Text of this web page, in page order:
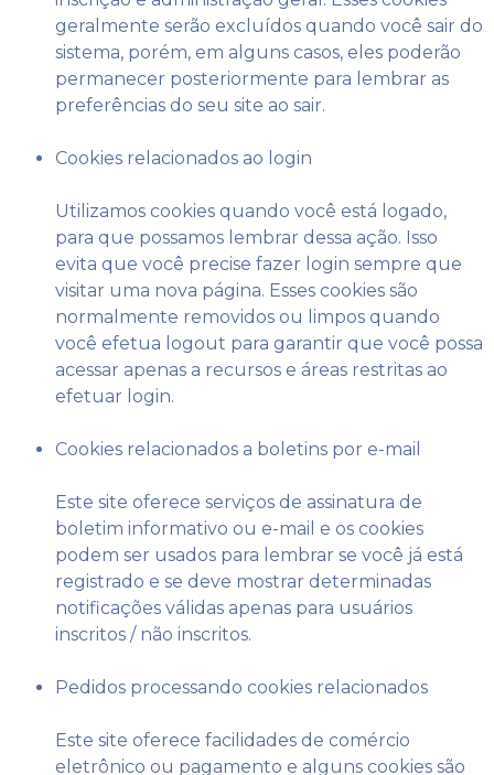
geralmente serão excluídos quando você sair do
sistema, porém, em alguns casos, eles poderão
permanecer posteriormente para lembrar as
preferências do seu site ao sair.
Cookies relacionados ao login
Utilizamos cookies quando você está logado,
para que possamos lembrar dessa ação. Isso
evita que você precise fazer login sempre que
visitar uma nova página. Esses cookies são
normalmente removidos ou limpos quando
você efetua logout para garantir que você possa
acessar apenas a recursos e áreas restritas ao
efetuar login.
Cookies relacionados a boletins por e-mail
Este site oferece serviços de assinatura de
boletim informativo ou e-mail e os cookies
podem ser usados ​​para lembrar se você já está
registrado e se deve mostrar determinadas
notificações válidas apenas para usuários
inscritos / não inscritos.
Pedidos processando cookies relacionados
Este site oferece facilidades de comércio
eletrônico ou pagamento e alguns cookies são